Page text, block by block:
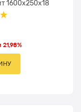
1600x250x18
21,98%